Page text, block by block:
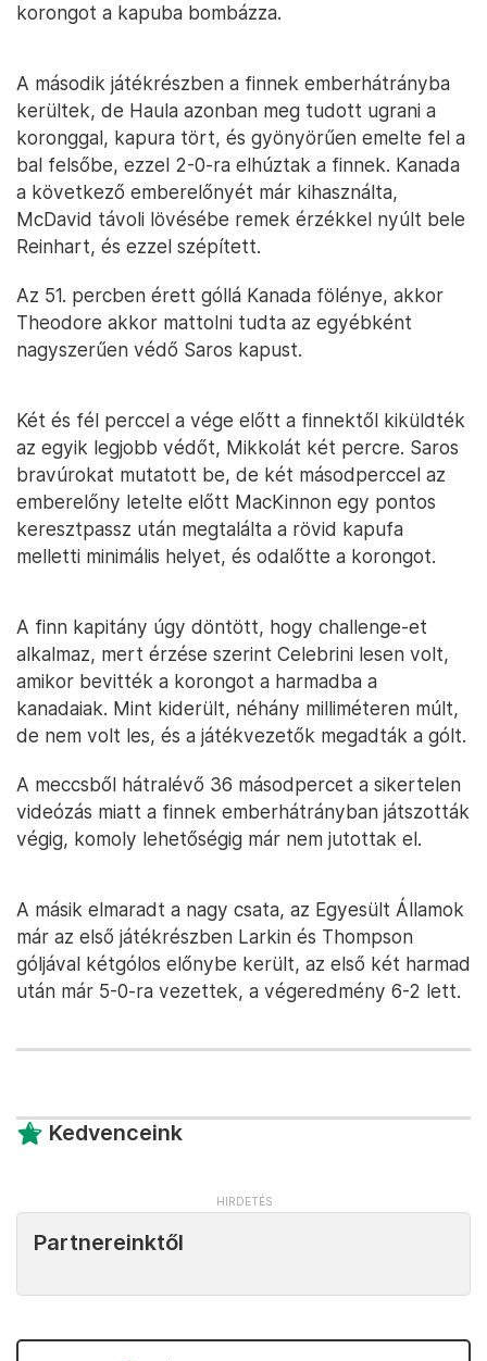
korongot a kapuba bombázza.
A második játékrészben a finnek emberhátrányba
kerültek, de Haula azonban meg tudott ugrani a
koronggal, kapura tört, és gyönyörűen emelte fel a
bal felsőbe, ezzel 2-0-ra elhúztak a finnek. Kanada
a következő emberelőnyét már kihasználta,
McDavid távoli lövésébe remek érzékkel nyúlt bele
Reinhart, és ezzel szépített.
Az 51. percben érett góllá Kanada fölénye, akkor
Theodore akkor mattolni tudta az egyébként
nagyszerűen védő Saros kapust.
Két és fél perccel a vége előtt a finnektől kiküldték
az egyik legjobb védőt, Mikkolát két percre. Saros
bravúrokat mutatott be, de két másodperccel az
emberelőny letelte előtt MacKinnon egy pontos
keresztpassz után megtalálta a rövid kapufa
melletti minimális helyet, és odalőtte a korongot.
A finn kapitány úgy döntött, hogy challenge-et
alkalmaz, mert érzése szerint Celebrini lesen volt,
amikor bevitték a korongot a harmadba a
kanadaiak. Mint kiderült, néhány milliméteren múlt,
de nem volt les, és a játékvezetők megadták a gólt.
A meccsből hátralévő 36 másodpercet a sikertelen
videózás miatt a finnek emberhátrányban játszották
végig, komoly lehetőségig már nem jutottak el.
A másik elmaradt a nagy csata, az Egyesült Államok
már az első játékrészben Larkin és Thompson
góljával kétgólos előnybe került, az első két harmad
után már 5-0-ra vezettek, a végeredmény 6-2 lett.
Kedvenceink
Partnereinktől